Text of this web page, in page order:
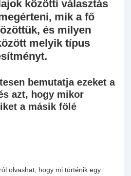
közötti választás
mik a fő
és milyen
melyik típus
bemutatja ezeket a
azt, hogy mikor
a másik fölé
olvashat, hogy mi történik egy